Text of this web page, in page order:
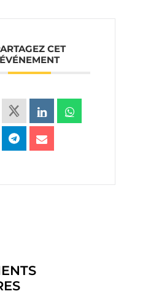
CET
ÉVÉNEMENT